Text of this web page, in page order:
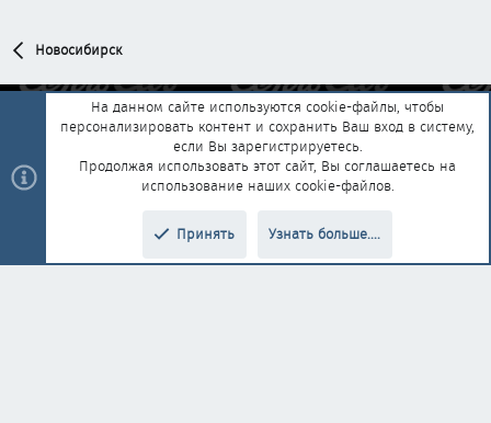
Новосибирск
Обратная связь
Условия и правила
Политика конфиденциальности
Помощь Главная
R
add-ons by ThemeHouse Перевод от Jumuro®
На данном сайте используются cookie-файлы, чтобы
персонализировать контент и сохранить Ваш вход в систему,
если Вы зарегистрируетесь.
Продолжая использовать этот сайт, Вы соглашаетесь на
использование наших cookie-файлов.
Принять Узнать больше....